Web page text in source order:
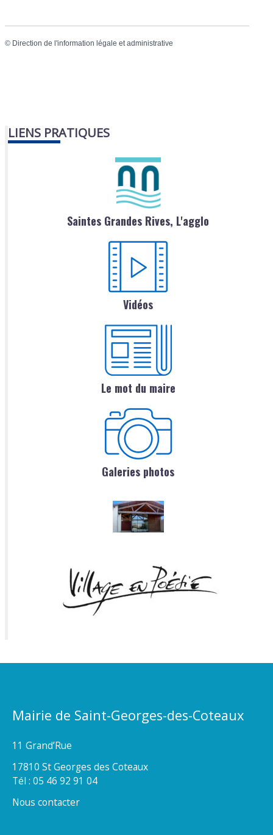
© Direction de l'information légale et administrative
LIENS PRATIQUES
Saintes Grandes Rives, L'agglo
Vidéos
Le mot du maire
Galeries photos
Mairie de Saint-Georges-des-Coteaux
11 Grand’Rue
17810 St Georges des Coteaux
Tél : 05 46 92 91 04
Nous contacter